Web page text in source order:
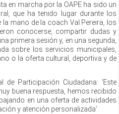
en marcha por la OAPE ha sido un
que ha tenido lugar durante los
mano de la coach Val Pereira, los
conocerse, compartir dudas y
primera sesión y, en una segunda,
sobre los servicios municipales,
o la oferta cultural, deportiva y de
de Participación Ciudadana: ‘Este
buena respuesta, hemos recibido
en una oferta de actividades
y atención personalizada’.